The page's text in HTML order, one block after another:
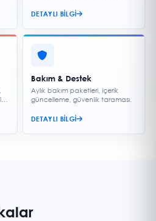
DETAYLI BILGI
Bakım & Destek
Aylık bakım paketleri, içerik
güncelleme, güvenlik taraması.
DETAYLI BILGI